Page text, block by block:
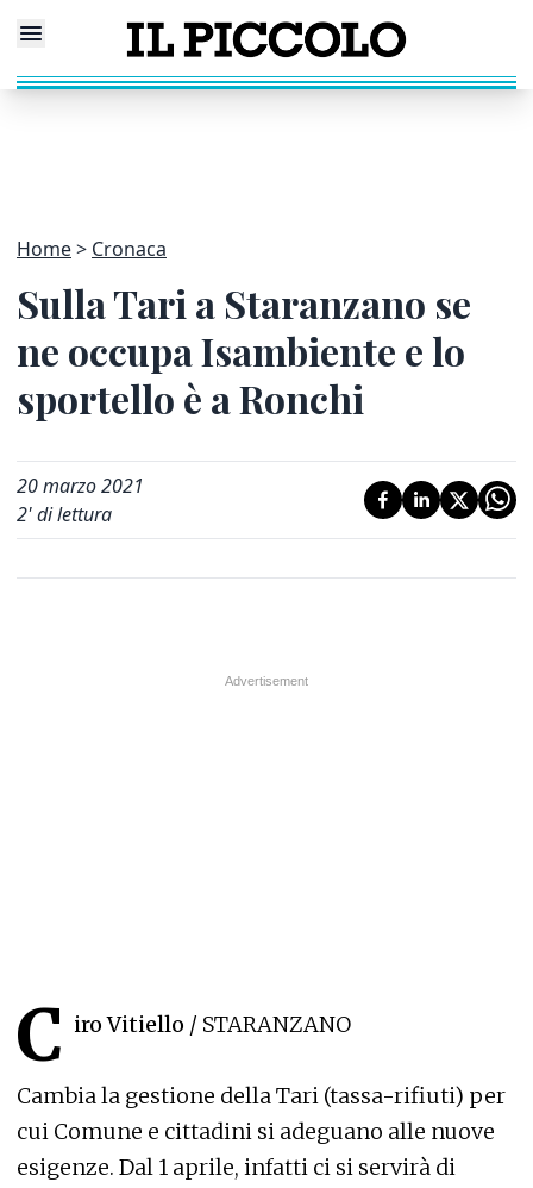
Home Cronaca
Sulla Tari a Staranzano se
ne occupa Isambiente e lo
sportello è a Ronchi
20 marzo 2021
2' di lettura
C iro Vitiello / STARANZANO
Cambia la gestione della Tari (tassa-rifiuti) per
cui Comune e cittadini si adeguano alle nuove
esigenze. Dal 1 aprile, infatti ci si servirà di